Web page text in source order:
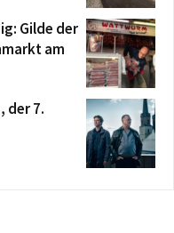
Gilde der
am
der 7.